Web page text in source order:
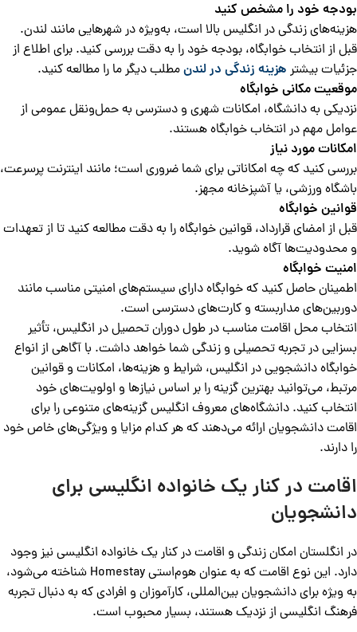
بودجه خود را مشخص کنید
هزینه‌های زندگی در انگلیس بالا است، به‌ویژه در شهرهایی مانند لندن.
قبل از انتخاب خوابگاه، بودجه خود را به دقت بررسی کنید. برای اطلاع از
جزئیات بیشتر هزینه زندگی در لندنمطلب دیگر ما را مطالعه کنید.
موقعیت مکانی خوابگاه
نزدیکی به دانشگاه، امکانات شهری و دسترسی به حمل‌ونقل عمومی از
عوامل مهم در انتخاب خوابگاه هستند.
امکانات مورد نیاز
بررسی کنید که چه امکاناتی برای شما ضروری است؛ مانند اینترنت پرسرعت،
باشگاه ورزشی، یا آشپزخانه مجهز.
قوانین خوابگاه
قبل از امضای قرارداد، قوانین خوابگاه را به دقت مطالعه کنید تا از تعهدات
و محدودیت‌ها آگاه شوید.
امنیت خوابگاه
اطمینان حاصل کنید که خوابگاه دارای سیستم‌های امنیتی مناسب مانند
دوربین‌های مداربسته و کارت‌های دسترسی است.
انتخاب محل اقامت مناسب در طول دوران تحصیل در انگلیس، تأثیر
بسزایی در تجربه تحصیلی و زندگی شما خواهد داشت. با آگاهی از انواع
خوابگاه‌ دانشجویی در انگلیس، شرایط و هزینه‌ها، امکانات و قوانین
مرتبط، می‌توانید بهترین گزینه را بر اساس نیازها و اولویت‌های خود
انتخاب کنید. دانشگاه‌های معروف انگلیس گزینه‌های متنوعی را برای
اقامت دانشجویان ارائه می‌دهند که هر کدام مزایا و ویژگی‌های خاص خود
را دارند.
اقامت در کنار یک خانواده انگلیسی برای
دانشجویان
در انگلستان امکان زندگی و اقامت در کنار یک خانواده انگلیسی نیز وجود
دارد. این نوع اقامت که به عنوان هوم‌استی Homestay شناخته می‌شود،
به ویژه برای دانشجویان بین‌المللی، کارآموزان و افرادی که به دنبال تجربه
فرهنگ انگلیسی از نزدیک هستند، بسیار محبوب است.